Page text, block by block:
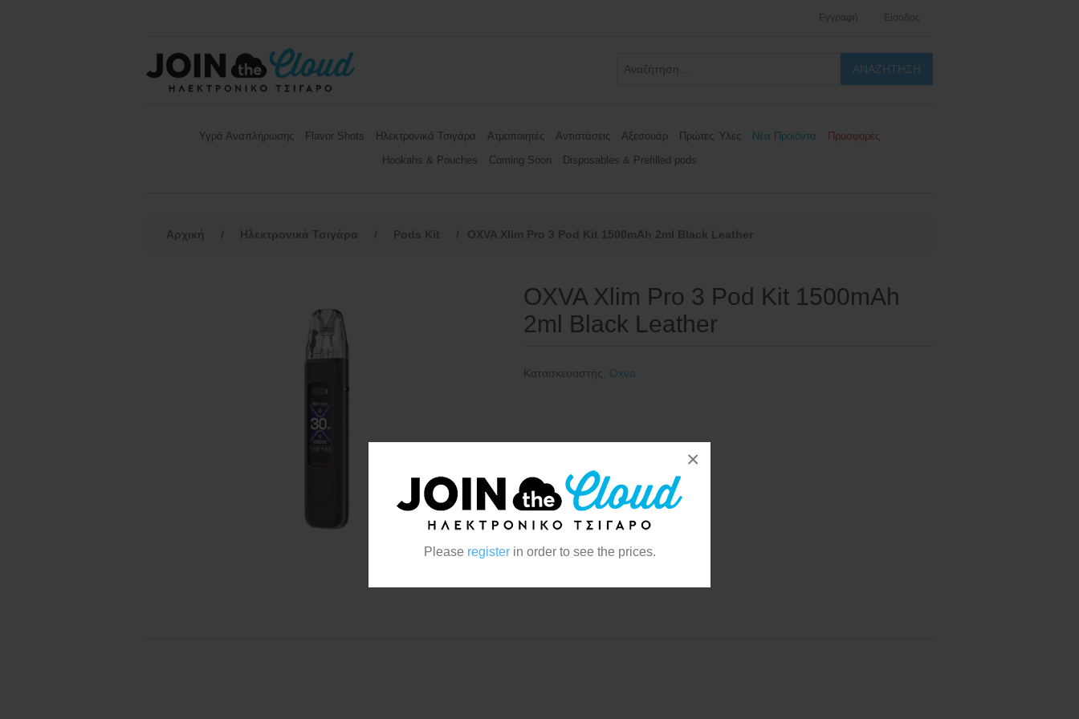
Please registerin order to see the prices.
×
Εγγραφή Είσοδος
Υγρά Αναπλήρωσης Flavor Shots Ηλεκτρονικά Τσιγάρα Ατμοποιητές Αντιστάσεις Αξεσουάρ Πρώτες Ύλες Νέα Προϊόντα
Προσφορές
Hookahs & Pouches
Coming Soon Disposables & Prefilled pods
Αρχική / Ηλεκτρονικά Τσιγάρα / Pods Kit / OXVA Xlim Pro 3 Pod Kit 1500mAh 2ml Black Leather
OXVA Xlim Pro 3 Pod Kit 1500mAh
2ml Black Leather
Κατασκευαστής: Oxva